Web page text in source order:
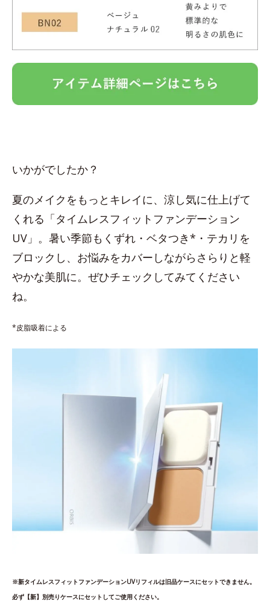
いかがでしたか？
夏のメイクをもっとキレイに、涼し気に仕上げて
くれる「タイムレスフィットファンデーション
UV」。暑い季節もくずれ・ベタつき*・テカリを
ブロックし、お悩みをカバーしながらさらりと軽
やかな美肌に。ぜひチェックしてみてください
ね。
*皮脂吸着による
※新タイムレスフィットファンデーションUVリフィルは旧品ケースにセットできません。
必ず【新】別売りケースにセットしてご使用ください。